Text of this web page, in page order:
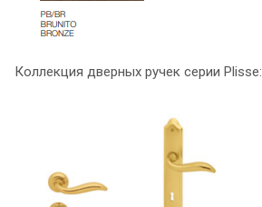
Коллекция дверных ручек серии Plisse: